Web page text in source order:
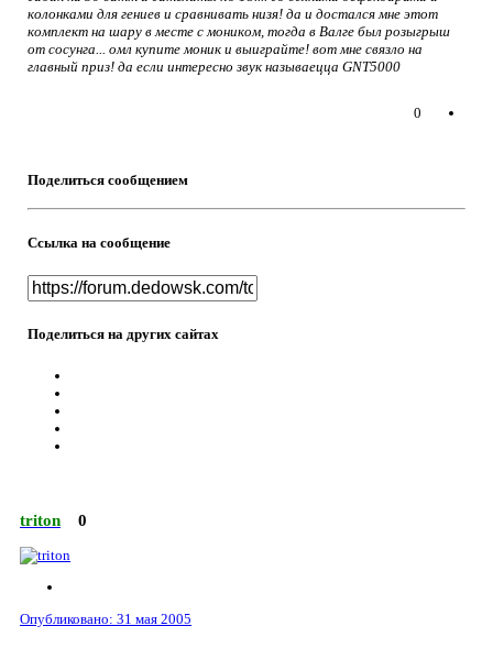
колонками для гениев и сравнивать низя! да и достался мне этот
комплект на шару в месте с моником, тогда в Валге был розыгрыш
от сосунга... омл купите моник и выиграйте! вот мне связло на
главный приз! да если интересно звук называецца GNT5000
0
Поделиться сообщением
Ссылка на сообщение
Поделиться на других сайтах
triton 0
Опубликовано: 31 мая 2005